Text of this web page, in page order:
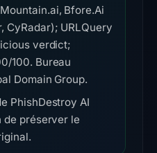
Bfore.Ai
CyRadar); URLQuery
verdict;
100. Bureau
Domain Group.
PhishDestroy AI
de préserver le